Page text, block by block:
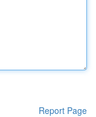
Report Page